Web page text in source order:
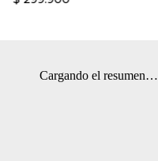
Cargando el resumen…